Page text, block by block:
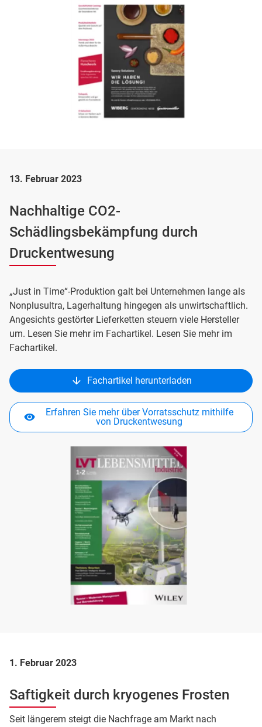
13. Februar 2023
Nachhaltige CO2-
Schädlingsbekämpfung durch
Druckentwesung
„Just in Time“-Produktion galt bei Unternehmen lange als
Nonplusultra, Lagerhaltung hingegen als unwirtschaftlich.
Angesichts gestörter Lieferketten steuern viele Hersteller
um. Lesen Sie mehr im Fachartikel. Lesen Sie mehr im
Fachartikel.
Fachartikel herunterladen
Erfahren Sie mehr über Vorratsschutz mithilfe
von Druckentwesung
1. Februar 2023
Saftigkeit durch kryogenes Frosten
Seit längerem steigt die Nachfrage am Markt nach